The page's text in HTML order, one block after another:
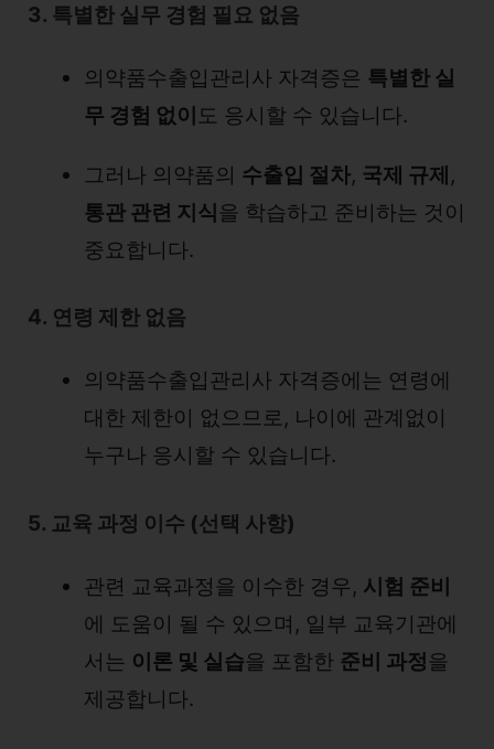
3. 특별한 실무 경험 필요 없음
의약품수출입관리사 자격증은 특별한 실
무 경험 없이 도 응시할 수 있습니다.
그러나 의약품의 수출입 절차, 국제 규제,
통관 관련 지식을 학습하고 준비하는 것이
중요합니다.
4. 연령 제한 없음
의약품수출입관리사 자격증에는 연령에
대한 제한이 없으므로, 나이에 관계없이
누구나 응시할 수 있습니다.
5. 교육 과정 이수 (선택 사항)
관련 교육과정을 이수한 경우, 시험 준비
에 도움이 될 수 있으며, 일부 교육기관에
서는 이론 및 실습을 포함한 준비 과정을
제공합니다.